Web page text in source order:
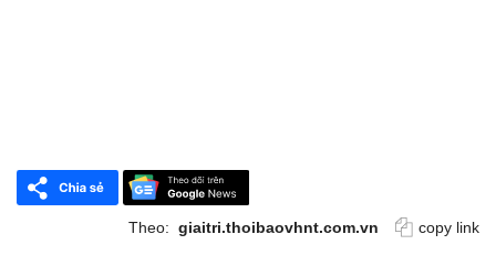
Theo: giaitri.thoibaovhnt.com.vn copy link